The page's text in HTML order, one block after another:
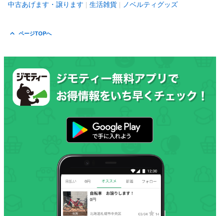
中古あげます・譲ります 生活雑貨 ノベルティグッズ
ページTOPへ